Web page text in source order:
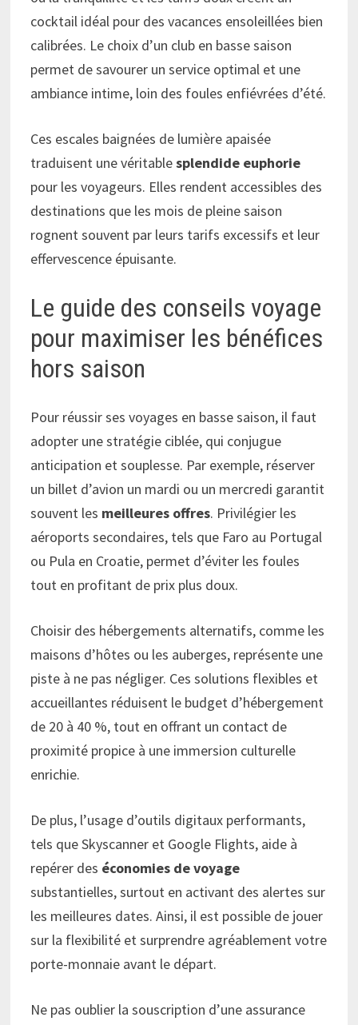
cocktail idéal pour des vacances ensoleillées bien
calibrées. Le choix d’un club en basse saison
permet de savourer un service optimal et une
ambiance intime, loin des foules enfiévrées d’été.
Ces escales baignées de lumière apaisée
traduisent une véritablesplendide euphorie
pour les voyageurs. Elles rendent accessibles des
destinations que les mois de pleine saison
rognent souvent par leurs tarifs excessifs et leur
effervescence épuisante.
Le guide des conseils voyage
pour maximiser les bénéfices
hors saison
Pour réussir ses voyages en basse saison, il faut
adopter une stratégie ciblée, qui conjugue
anticipation et souplesse. Par exemple, réserver
un billet d’avion un mardi ou un mercredi garantit
souvent les meilleures offres. Privilégier les
aéroports secondaires, tels que Faro au Portugal
ou Pula en Croatie, permet d’éviter les foules
tout en profitant de prix plus doux.
Choisir des hébergements alternatifs, comme les
maisons d’hôtes ou les auberges, représente une
piste à ne pas négliger. Ces solutions flexibles et
accueillantes réduisent le budget d’hébergement
de 20 à 40 %, tout en offrant un contact de
proximité propice à une immersion culturelle
enrichie.
De plus, l’usage d’outils digitaux performants,
tels que Skyscanner et Google Flights, aide à
repérer des économies de voyage
substantielles, surtout en activant des alertes sur
les meilleures dates. Ainsi, il est possible de jouer
sur la flexibilité et surprendre agréablement votre
porte-monnaie avant le départ.
Ne pas oublier la souscription d’une assurance